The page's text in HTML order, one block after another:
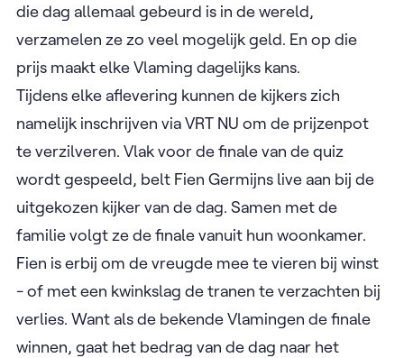
die dag allemaal gebeurd is in de wereld,
verzamelen ze zo veel mogelijk geld. En op die
prijs maakt elke Vlaming dagelijks kans.
Tijdens elke aflevering kunnen de kijkers zich
namelijk inschrijven via VRT NU om de prijzenpot
te verzilveren. Vlak voor de finale van de quiz
wordt gespeeld, belt Fien Germijns live aan bij de
uitgekozen kijker van de dag. Samen met de
familie volgt ze de finale vanuit hun woonkamer.
Fien is erbij om de vreugde mee te vieren bij winst
- of met een kwinkslag de tranen te verzachten bij
verlies. Want als de bekende Vlamingen de finale
winnen, gaat het bedrag van de dag naar het